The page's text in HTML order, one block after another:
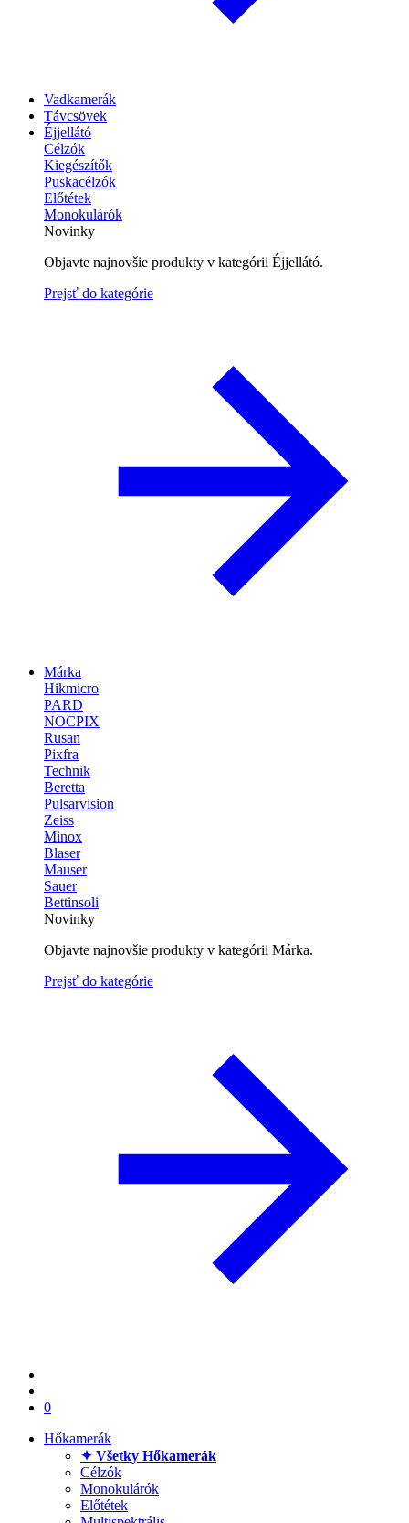
Vadkamerák
Távcsövek
Éjjellátó
Célzók
Kiegészítők
Puskacélzók
Előtétek
Monokulárók
Novinky
Objavte najnovšie produkty v kategórii Éjjellátó.
Prejsť do kategórie
Márka
Hikmicro
PARD
NOCPIX
Rusan
Pixfra
Technik
Beretta
Pulsarvision
Zeiss
Minox
Blaser
Mauser
Sauer
Bettinsoli
Novinky
Objavte najnovšie produkty v kategórii Márka.
Prejsť do kategórie
0
Hőkamerák
✦ Všetky Hőkamerák
Célzók
Monokulárók
Előtétek